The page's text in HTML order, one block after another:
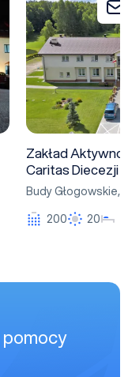
Zakład
Caritas Diecezji
Budy Głogowskie,
200
20
pomocy